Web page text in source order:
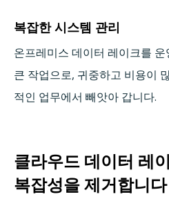
복잡한 시스템 관리
온프레미스 데이터 레이크를
큰 작업으로, 귀중하고 비용이
적인 업무에서 빼앗아 갑니다.
클라우드 데이터 레
복잡성을 제거합니다